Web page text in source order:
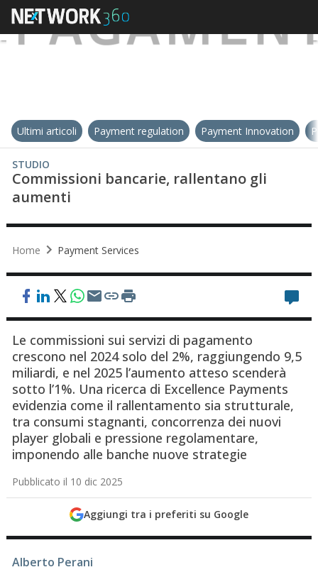
Ultimi articoli Payment regulation Payment Innovation
STUDIO
Commissioni bancarie, rallentano gli
aumenti
Home Payment Services
Le commissioni sui servizi di pagamento
crescono nel 2024 solo del 2%, raggiungendo 9,5
miliardi, e nel 2025 l’aumento atteso scenderà
sotto l’1%. Una ricerca di Excellence Payments
evidenzia come il rallentamento sia strutturale,
tra consumi stagnanti, concorrenza dei nuovi
player globali e pressione regolamentare,
imponendo alle banche nuove strategie
Pubblicato il 10 dic 2025
Aggiungi tra i preferiti su Google
Alberto Perani